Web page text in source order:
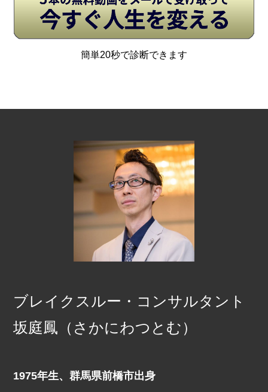
簡単20秒で診断できます
ブレイクスルー・コンサルタント
坂庭鳳（さかにわつとむ）
1975年生、群馬県前橋市出身